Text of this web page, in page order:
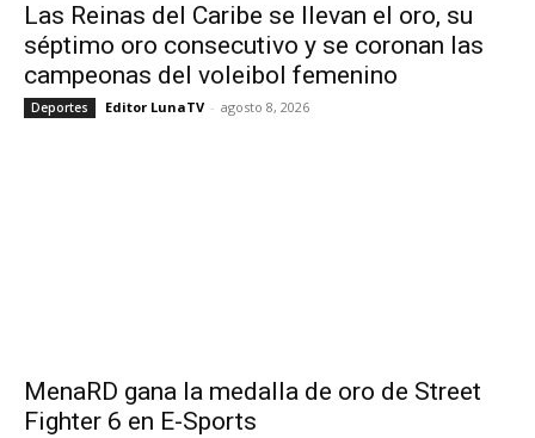
Las Reinas del Caribe se llevan el oro, su
séptimo oro consecutivo y se coronan las
campeonas del voleibol femenino
Deportes Editor LunaTV - agosto 8, 2026
MenaRD gana la medalla de oro de Street
Fighter 6 en E-Sports